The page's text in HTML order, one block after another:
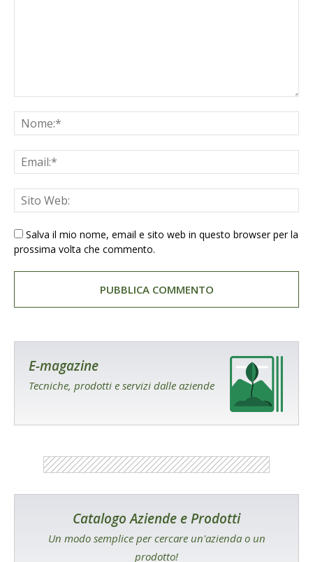
Salva il mio nome, email e sito web in questo browser per la
prossima volta che commento.
E-magazine
Tecniche, prodotti e servizi dalle aziende
Catalogo Aziende e Prodotti
Un modo semplice per cercare un'azienda o un
prodotto!